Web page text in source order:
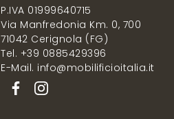
P.IVA 01999640715
Via Manfredonia Km. 0, 700
71042 Cerignola (FG)
Tel. +39 0885429396
E-Mail. info@mobilificioitalia.it